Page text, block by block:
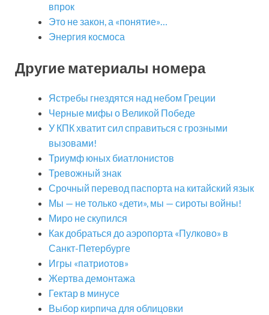
впрок
Это не закон, а «понятие»…
Энергия космоса
Другие материалы номера
Ястребы гнездятся над небом Греции
Черные мифы о Великой Победе
У КПК хватит сил справиться с грозными
вызовами!
Триумф юных биатлонистов
Тревожный знак
Срочный перевод паспорта на китайский язык
Мы — не только «дети», мы — сироты войны!
Миро не скупился
Как добраться до аэропорта «Пулково» в
Санкт-Петербурге
Игры «патриотов»
Жертва демонтажа
Гектар в минусе
Выбор кирпича для облицовки